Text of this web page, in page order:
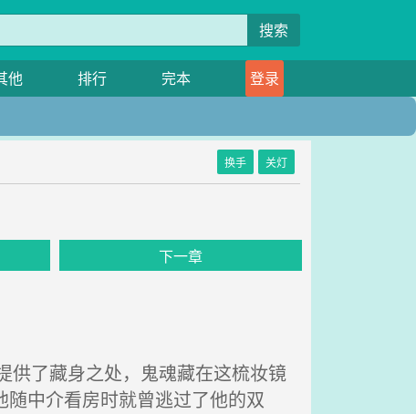
搜索
他 排行 完本
登录
换手 关灯
下一章
了藏身之处，鬼魂藏在这梳妆镜
中介看房时就曾逃过了他的双